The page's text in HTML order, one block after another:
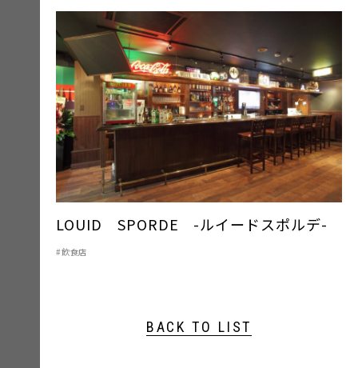
LOUID SPORDE -ルイードスポルデ-
飲食店
BACK TO LIST